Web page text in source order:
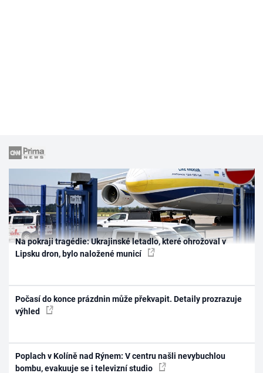
Na pokraji tragédie: Ukrajinské letadlo, které ohrožoval v
Lipsku dron, bylo naložené municí
Počasí do konce prázdnin může překvapit. Detaily prozrazuje
výhled
Poplach v Kolíně nad Rýnem: V centru našli nevybuchlou
bombu, evakuuje se i televizní studio